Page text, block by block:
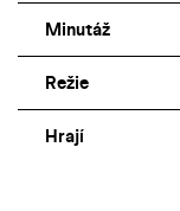
Minutáž
Režie
Hrají